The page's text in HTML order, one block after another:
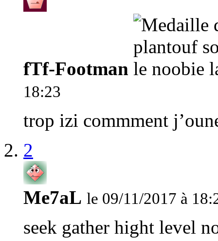
fTf-Footman
18:23
trop izi commment
2
Me7aL le 09/11/2017 à
seek gather hight level